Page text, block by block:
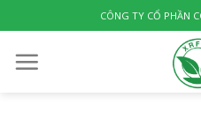
to
content
CÔNG TY CỔ PHẦN